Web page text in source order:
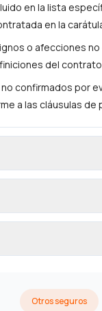
en la lista
en la
o afecciones
del
confirmados por
a las cláusulas de
Otros seguros